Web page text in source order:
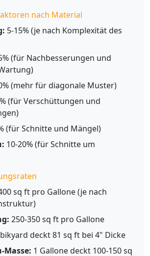
nach Material
5-15% (je nach Komplexität des
(für Nachbesserungen und
(mehr für diagonale Muster)
(für Verschüttungen und
(für Schnitte und Mängel)
10-20% (für Schnitte um
sq ft pro Gallone (je nach
250-350 sq ft pro Gallone
deckt 81 sq ft bei 4" Dicke
Masse: 1 Gallone deckt 100-150 sq